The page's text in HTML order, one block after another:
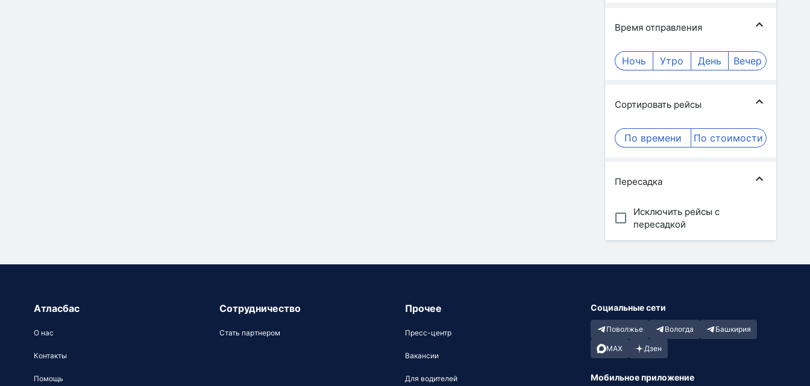
Время отправления
Ночь Утро День Вечер
Сортировать рейсы
По времени По стоимости
Пересадка
Исключить рейсы с
пересадкой
Атласбас
О нас
Контакты
Помощь
Сотрудничество
Стать партнером
Прочее
Пресс-центр
Вакансии
Для водителей
Социальные сети
Поволжье Вологда Башкирия
MAX Дзен
Мобильное приложение